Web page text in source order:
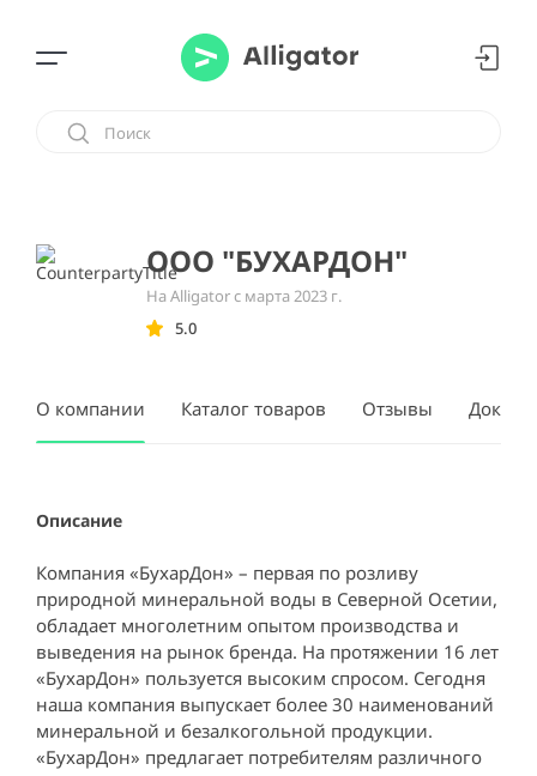
ООО "БУХАРДОН"
На Alligator с марта 2023 г.
5.0
О компании Каталог товаров Отзывы
Описание
Компания «БухарДон» – первая по розливу
природной минеральной воды в Северной Осетии,
обладает многолетним опытом производства и
выведения на рынок бренда. На протяжении 16 лет
«БухарДон» пользуется высоким спросом. Сегодня
наша компания выпускает более 30 наименований
минеральной и безалкогольной продукции.
«БухарДон» предлагает потребителям различного